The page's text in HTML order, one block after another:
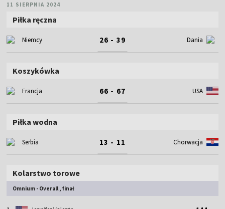
11 SIERPNIA 2024
Piłka ręczna
Niemcy 26 - 39 Dania
Koszykówka
Francja 66 - 67 USA
Piłka wodna
Serbia 13 - 11 Chorwacja
Kolarstwo torowe
Omnium - Overall , finał